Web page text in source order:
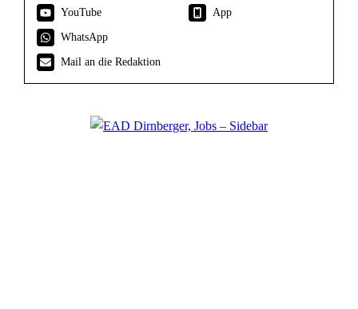
YouTube
App
WhatsApp
Mail an die Redaktion